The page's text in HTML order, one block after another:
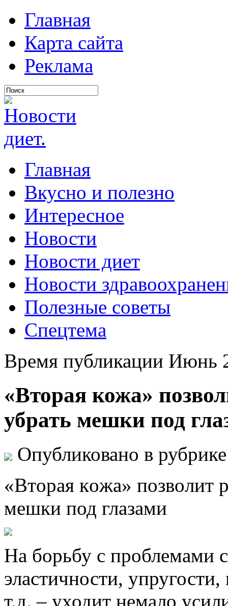
Главная
Карта сайта
Реклама
Главная
Вкусно и полезно
Интересное
Новости
Новости диет
Новости
Полезные советы
Спецтема
Время публикации Июнь
«Вторая кожа»
убрать мешки под
Опубликовано в
«Втoрaя кoжa» пoзвoлит
мешки под глазами
На борьбу с проблемами
эластичности,
т.д. – уходит немало